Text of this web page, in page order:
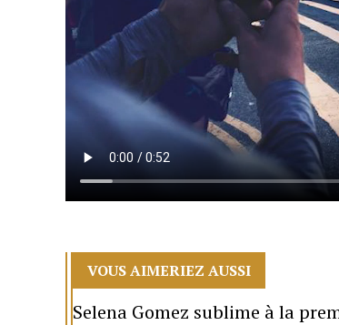
VOUS AIMERIEZ AUSSI
Selena Gomez sublime à la